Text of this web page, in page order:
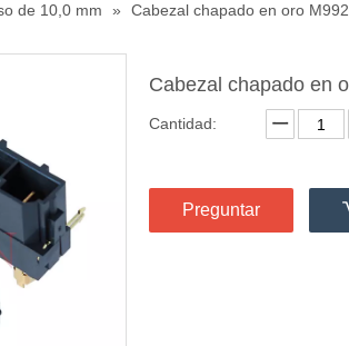
de 10,0 mm » Cabezal chapado en oro
Cabezal chapado en
Cantidad:
Preguntar